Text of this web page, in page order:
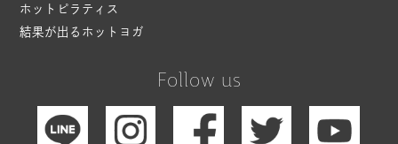
Follow us
ホットピラティス
結果が出るホットヨガ